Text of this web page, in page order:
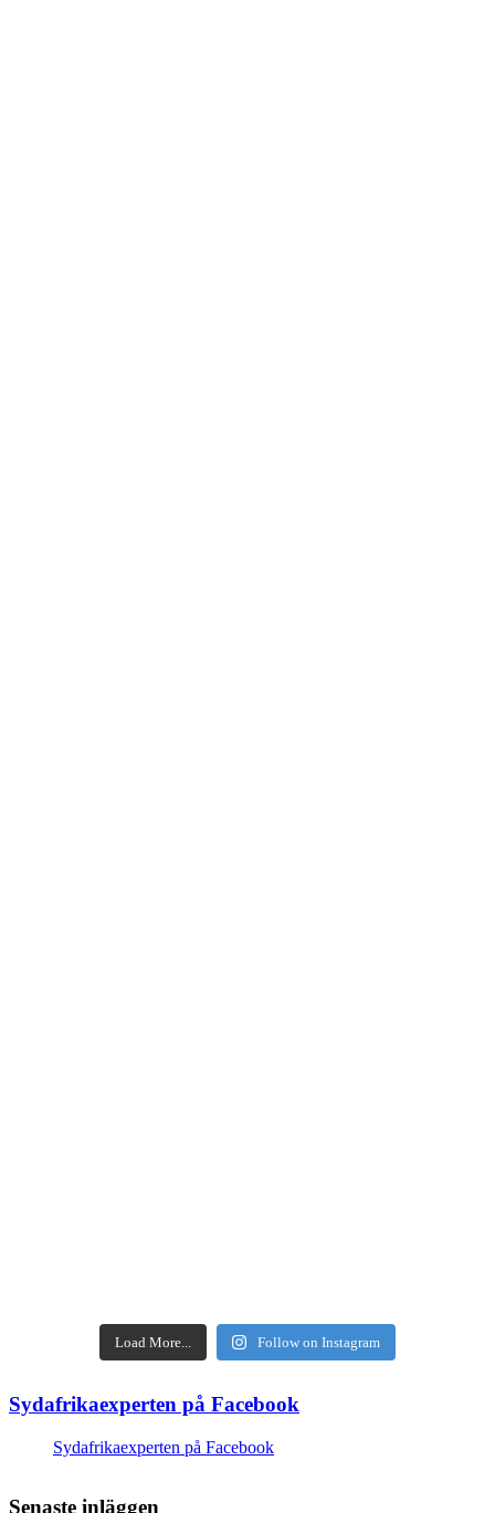
Load More... Follow on Instagram
Sydafrikaexperten på Facebook
Sydafrikaexperten på Facebook
Senaste inläggen